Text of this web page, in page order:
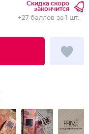
Скидка скоро
закончится
+27 баллов за 1 шт.